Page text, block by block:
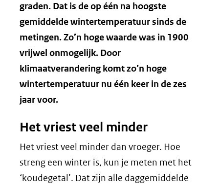
graden. Dat is de op één na hoogste
gemiddelde wintertemperatuur sinds de
metingen. Zo’n hoge waarde was in 1900
vrijwel onmogelijk. Door
klimaatverandering komt zo’n hoge
wintertemperatuur nu één keer in de zes
jaar voor.
Het vriest veel minder
Het vriest veel minder dan vroeger. Hoe
streng een winter is, kun je meten met het
‘koudegetal’. Dat zijn alle daggemiddelde